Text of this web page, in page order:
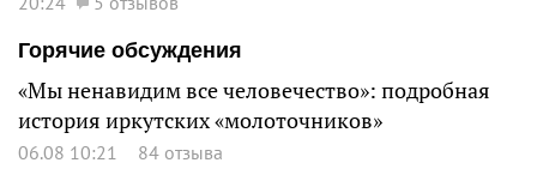
Горячие обсуждения
«Мы ненавидим все человечество»: подробная
история иркутских «молоточников»
06.08 10:21 84 отзыва